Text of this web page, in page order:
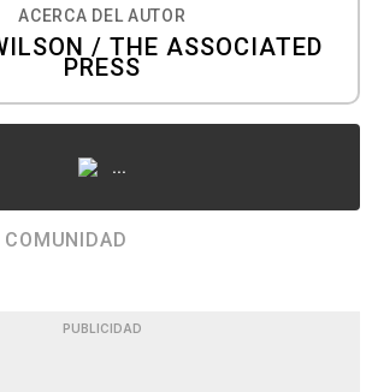
ACERCA DEL AUTOR
/ THE ASSOCIATED
PRESS
...
COMUNIDAD
PUBLICIDAD